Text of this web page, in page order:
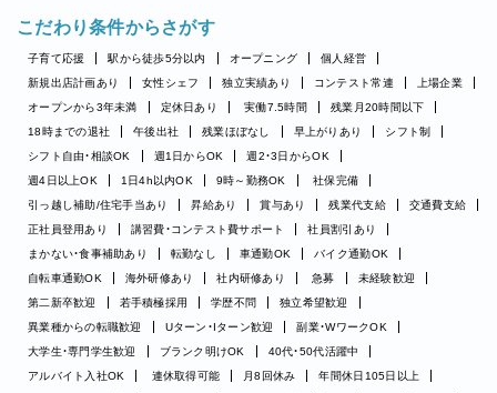
こだわり条件からさがす
子育て応援 駅から徒歩5分以内 オープニング
個人経営
新規出店計画あり
女性シェフ 独立実績あり コンテスト常連
上場企業
オープンから3年未満
定休日あり 実働7.5時間
残業月20時間以下
18時までの退社
午後出社 残業ほぼなし 早上がりあり
シフト制
シフト自由・相談OK
週1日からOK
週2・3日からOK
週4日以上OK
1日4h以内OK 9時～勤務OK
社保完備
引っ越し補助/住宅手当あり
昇給あり 賞与あり 残業代支給
交通費支給
正社員登用あり
講習費・コンテスト費サポート
社員割引あり
まかない・食事補助あり
転勤なし 車通勤OK
バイク通勤OK
自転車通勤OK
海外研修あり 社内研修あり 急募
未経験歓迎
第二新卒歓迎
若手積極採用 学歴不問
独立希望歓迎
異業種からの転職歓迎
Uターン・Iターン歓迎
副業・WワークOK
大学生・専門学生歓迎
ブランク明けOK
40代・50代活躍中
アルバイト入社OK
連休取得可能 月8回休み
年間休日105日以上